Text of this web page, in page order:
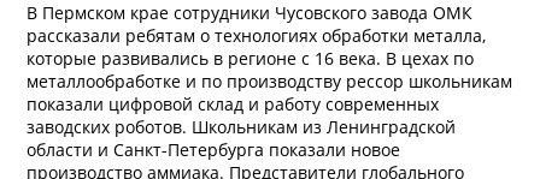
В Пермском крае сотрудники Чусовского завода ОМК
рассказали ребятам о технологиях обработки металла,
которые развивались в регионе с 16 века. В цехах по
металлообработке и по производству рессор школьникам
показали цифровой склад и работу современных
заводских роботов. Школьникам из Ленинградской
области и Санкт-Петербурга показали новое
производство аммиака. Представители глобального